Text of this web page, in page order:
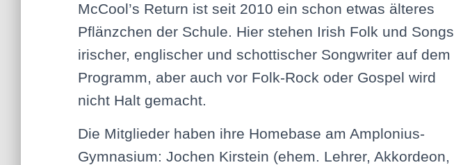
McCool’s Return ist seit 2010 ein schon etwas älteres
Pflänzchen der Schule. Hier stehen Irish Folk und Songs
irischer, englischer und schottischer Songwriter auf dem
Programm, aber auch vor Folk-Rock oder Gospel wird
nicht Halt gemacht.
Die Mitglieder haben ihre Homebase am Amplonius-
Gymnasium: Jochen Kirstein (ehem. Lehrer, Akkordeon,